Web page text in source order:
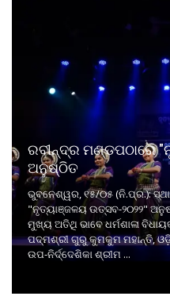
ରବୀନ୍ଦ୍ର ମଣ୍ଡପଠାରେ
ଅନୁଷ୍ଠିତ
ଭୁବନେଶ୍ୱର, ୧୫/୦୫ (ନି.ପ୍ର.):
"ନୃତ୍ୟାଞ୍ଜଳୟ ଉତ୍ସବ-୨୦୨୨"
ମୁଖ୍ୟ ଅତିଥି ଭାବେ ଧର୍ମଶାଳା
ପଦ୍ମଶ୍ରୀ ଗୁରୁ କୁମକୁମ ମହାନ୍ତି,
ଉପ-ନିର୍ଦ୍ଦେଶିକା ଶ୍ରୀମ ...